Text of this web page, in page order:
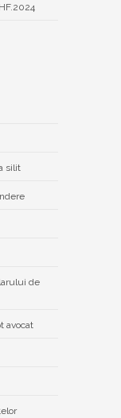
silit
de
avocat